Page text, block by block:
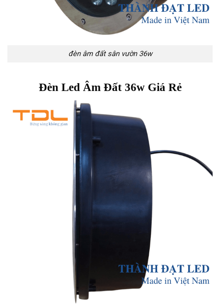
đèn âm đất sân vườn 36w
Đèn Led Âm Đất 36w Giá Rẻ